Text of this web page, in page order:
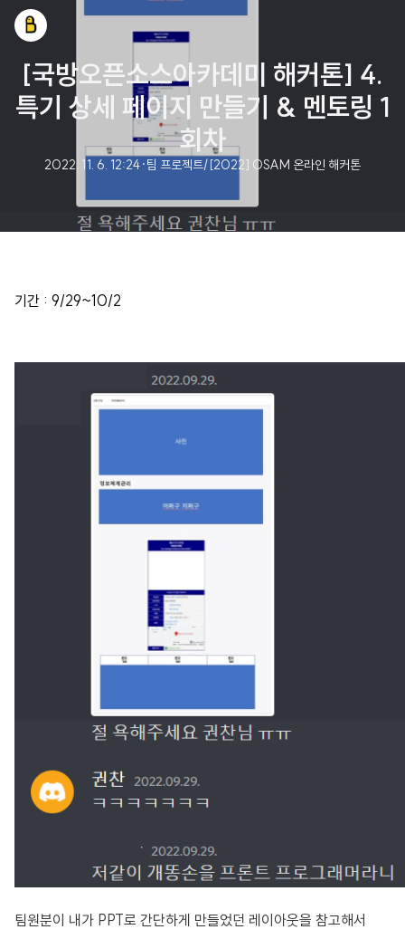
[국방오픈소스아카데미 해커톤] 4.
특기 상세 페이지 만들기 & 멘토링 1
회차
2022. 11. 6. 12:24·팀 프로젝트/[2022] OSAM 온라인 해커톤
기간 : 9/29~10/2
팀원분이 내가 PPT로 간단하게 만들었던 레이아웃을 참고해서